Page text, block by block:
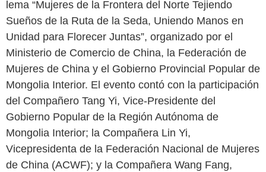
lema “Mujeres de la Frontera del Norte Tejiendo
Sueños de la Ruta de la Seda, Uniendo Manos en
Unidad para Florecer Juntas”, organizado por el
Ministerio de Comercio de China, la Federación de
Mujeres de China y el Gobierno Provincial Popular de
Mongolia Interior. El evento contó con la participación
del Compañero Tang Yi, Vice-Presidente del
Gobierno Popular de la Región Autónoma de
Mongolia Interior; la Compañera Lin Yi,
Vicepresidenta de la Federación Nacional de Mujeres
de China (ACWF); y la Compañera Wang Fang,